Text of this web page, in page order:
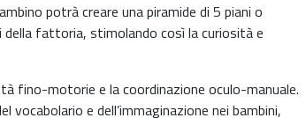
potrà creare una piramide di 5 piani o
della fattoria, stimolando così la curiosità e
fino-motorie e la coordinazione oculo-manuale.
e dell’immaginazione nei bambini,